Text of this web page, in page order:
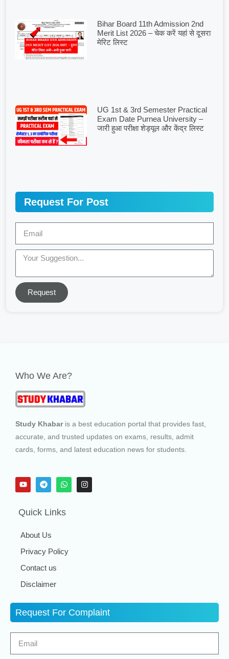
Bihar Board 11th Admission 2nd
Merit List 2026 – चेक करें यहां से दूसरा
मेरिट लिस्ट
UG 1st & 3rd Semester Practical
Exam Date Purnea University –
जारी हुआ परीक्षा शेड्यूल और केंद्र लिस्ट
Request For Post
Request
Who We Are?
Study Khabaris a best education portal that provides fast,
accurate, and trusted updates on exams, results, admit
cards, forms, and latest education news for students.
Quick Links
About Us
Privacy Policy
Contact us
Disclaimer
Request For Complaint